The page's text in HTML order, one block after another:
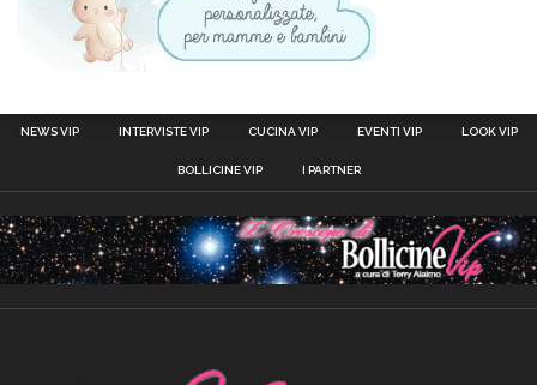
NEWS VIP INTERVISTE VIP CUCINA VIP EVENTI VIP LOOK VIP
BOLLICINE VIP I PARTNER